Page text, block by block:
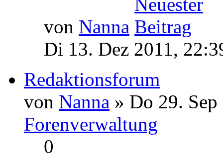
von Nanna
Di 13. Dez 2011,
Redaktionsforum
von Nanna » Do 29.
Forenverwaltung
0